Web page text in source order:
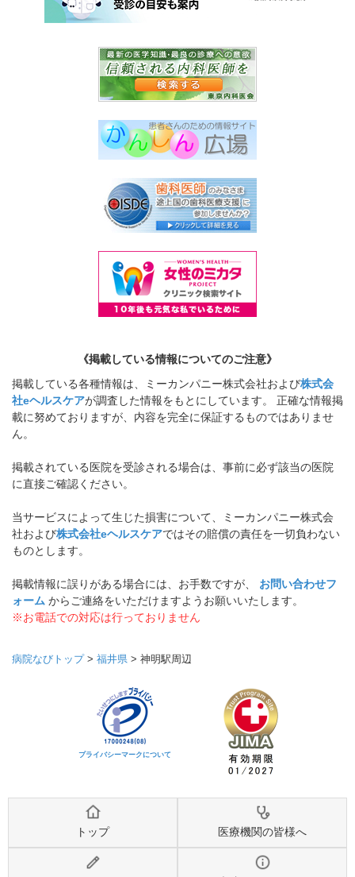
《掲載している情報についてのご注意》
掲載している各種情報は、ミーカンパニー株式会社および株式会
社eヘルスケアが調査した情報をもとにしています。 正確な情報掲
載に努めておりますが、内容を完全に保証するものではありませ
ん。
掲載されている医院を受診される場合は、事前に必ず該当の医院
に直接ご確認ください。
当サービスによって生じた損害について、ミーカンパニー株式会
社および株式会社eヘルスケアではその賠償の責任を一切負わない
ものとします。
掲載情報に誤りがある場合には、お手数ですが、 お問い合わせフ
ォーム からご連絡をいただけますようお願いいたします。
※お電話での対応は行っておりません
病院なびトップ> 福井県 > 神明駅周辺
プライバシーマークについて
トップ 医療機関の皆様へ